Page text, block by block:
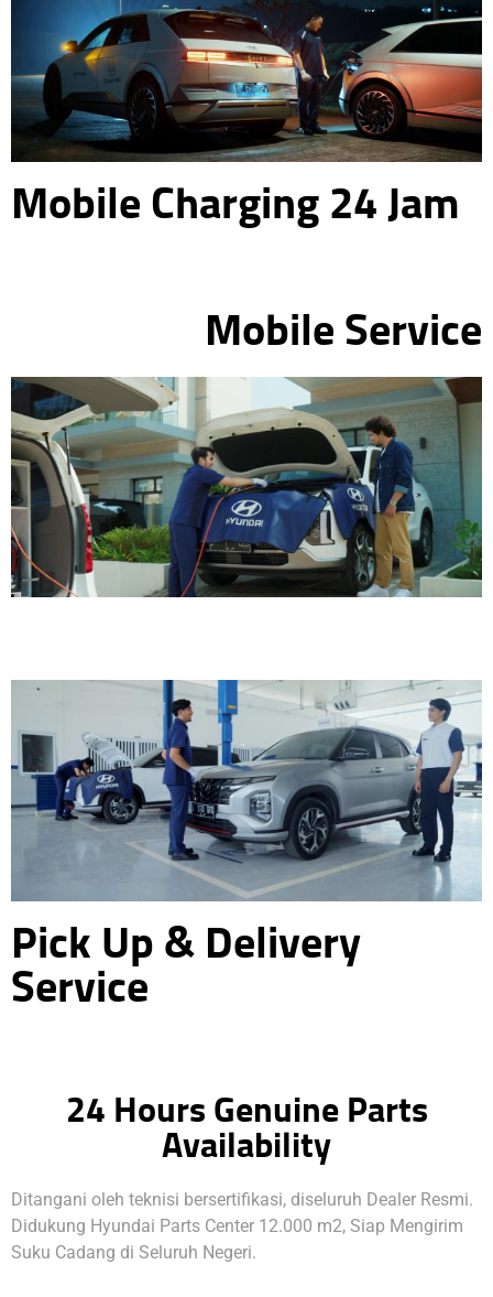
Mobile Charging 24 Jam
Mobile Service
Pick Up & Delivery
Service
24 Hours Genuine Parts
Availability
Ditangani oleh teknisi bersertifikasi, diseluruh Dealer Resmi.
Didukung Hyundai Parts Center 12.000 m2, Siap Mengirim
Suku Cadang di Seluruh Negeri.